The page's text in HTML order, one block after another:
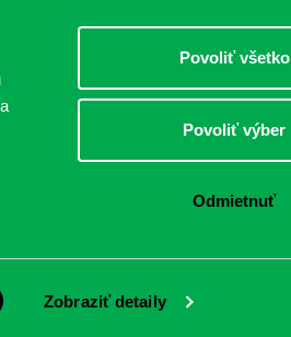
Zobraziť detaily
Povoliť všetko
Povoliť výber
Odmietnuť
DOSPELÍ